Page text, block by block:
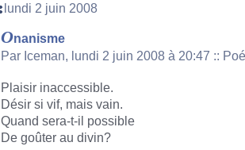
lundi 2 juin 2008
Onanisme
Par Iceman, lundi 2 juin 2008 à 20:47 ::
Plaisir inaccessible.
Désir si vif, mais vain.
Quand sera-t-il possible
De goûter au divin?